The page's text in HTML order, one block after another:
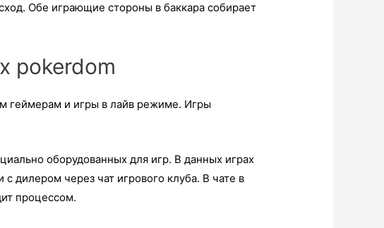
Обе играющие стороны в баккара собирает
pokerdom
геймерам и игры в лайв режиме. Игры
оборудованных для игр. В данных играх
дилером через чат игрового клуба. В чате в
процессом.